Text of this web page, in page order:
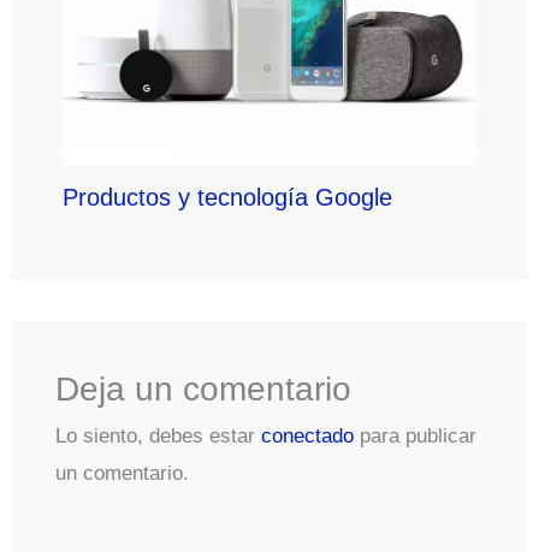
Productos y tecnología Google
Deja un comentario
Lo siento, debes estar conectadopara publicar
un comentario.